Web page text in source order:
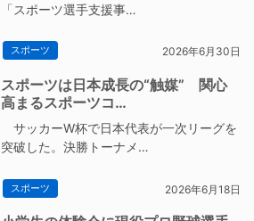
「スポーツ選手支援事…
スポーツ 2026年6月30日
スポーツは日本成長の“触媒” 関心
高まるスポーツコ…
サッカーW杯で日本代表が一次リーグを
突破した。決勝トーナメ…
スポーツ 2026年6月18日